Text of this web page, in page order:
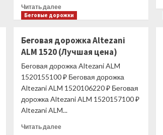
Читать далееПрочитать
больше
X-
Bike
Max
PRO,
бело-
голубой
цена)
Беговые дорожки
Беговая дорожка Altezani
ALM 1520 (Лучшая цена)
Беговая дорожка Altezani ALM
1520155100 ₽ Беговая дорожка
Altezani ALM 1520106220 ₽ Беговая
дорожка Altezani ALM 1520157100 ₽
Altezani ALM...
Читать далееПрочитать